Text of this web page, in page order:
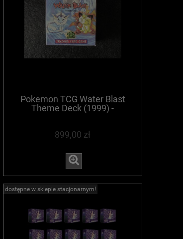
Pokemon TCG Water Blast
Theme Deck (1999) -
899,00 zł
dostępne w sklepie stacjonarnym!